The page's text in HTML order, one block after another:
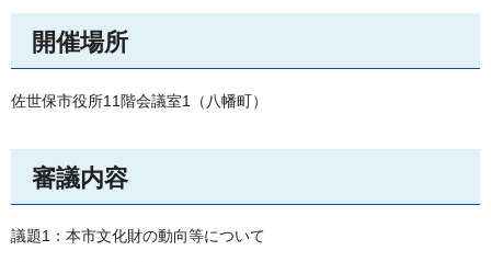
開催場所
佐世保市役所11階会議室1（八幡町）
審議内容
議題1：本市文化財の動向等について